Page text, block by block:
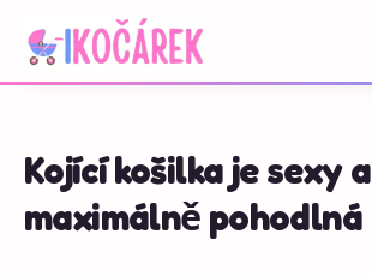
Kojící košilka je sexy a
maximálně pohodlná